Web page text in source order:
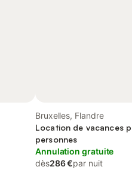
Bruxelles, Flandre
Location de vacances
personnes
Annulation gratuite
dès286 €par nuit